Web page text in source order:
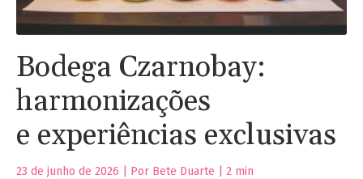
Bodega Czarnobay:
harmonizações
e experiências exclusivas
23 de junho de 2026 | Por Bete Duarte | 2 min